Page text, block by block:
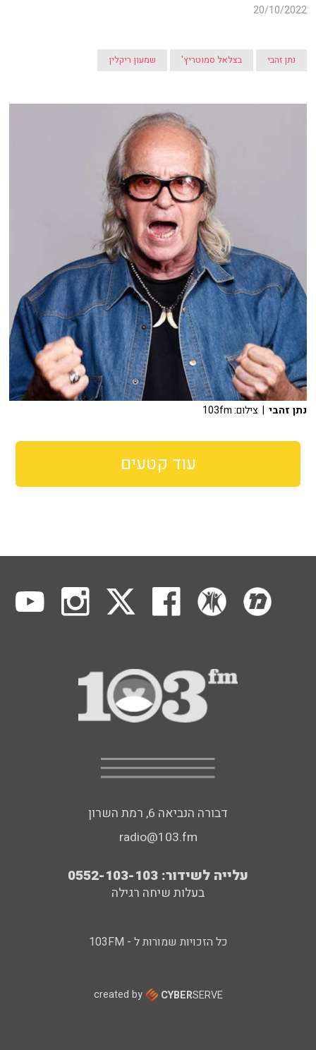
20/10/2022
נתן זהבי בצלאל סמוטריץ' שמעון ריקלין
נתן זהבי | צילום: 103fm
עוד קטעים
דבורה הנביאה 6, רמת השרון
radio@103.fm
עלייה לשידור: 0552-103-103
בעלות שיחה רגילה
כל הזכויות שמורות ל - 103FM
created by CYBERSERVE